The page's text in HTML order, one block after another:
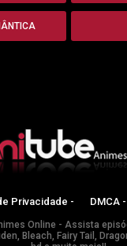
Privacidade - DMCA -
Online - Assista
Bleach, Fairy Tail,